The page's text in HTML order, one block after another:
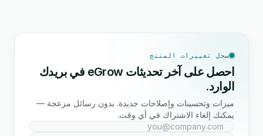
سجل تغييرات المنتج
احصل على آخر تحديثات eGrow في بريدك
الوارد.
ميزات وتحسينات وإصلاحات جديدة. بدون رسائل مزعجة —
يمكنك إلغاء الاشتراك في أي وقت.